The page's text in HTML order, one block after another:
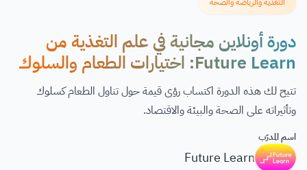
دورة أونلاين مجانية في علم التغذية من
Future Learn: اختيارات الطعام والسلوك
تتيح لك هذه الدورة اكتساب رؤى قيمة حول تناول الطعام كسلوك
وتأثيراته على الصحة والبيئة والاقتصاد.
اسم المدرّب
Future Learn